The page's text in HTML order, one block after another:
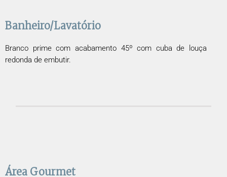
Banheiro/Lavatório
Branco prime com acabamento 45º com cuba de louça
redonda de embutir.
Área Gourmet